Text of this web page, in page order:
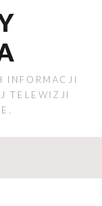
INFORMACJI
TELEWIZJI